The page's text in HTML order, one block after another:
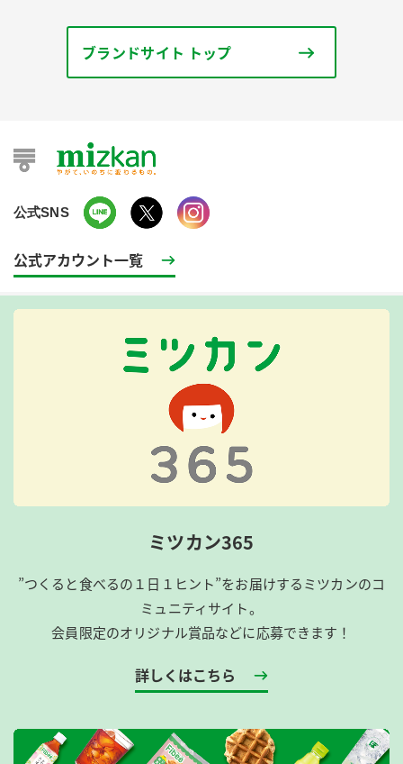
ブランドサイト トップ
公式SNS
公式アカウント一覧
ミツカン365
”つくると食べるの１日１ヒント”をお届けするミツカンのコ
ミュニティサイト。
会員限定のオリジナル賞品などに応募できます！
詳しくはこちら